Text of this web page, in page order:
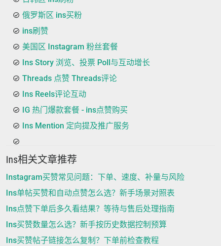
俄罗斯区 ins买粉
ins刷赞
美国区 Instagram 粉丝套餐
Ins Story 浏览、投票 Poll与互动增长
Threads 点赞 Threads评论
Ins Reels评论互动
IG 热门爆款套餐 - ins点赞购买
Ins Mention 定向提及推广服务
Ins相关文章推荐
Instagram买赞常见问题：下单、速度、补量与风险
Ins单帖买赞和自动点赞怎么选？新手场景对照表
Ins点赞下单后多久看结果？等待与售后处理指南
Ins买赞数量怎么选？新手按历史数据控制预算
Ins买赞帖子链接怎么复制？下单前检查教程